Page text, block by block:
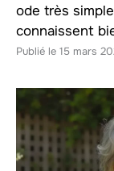
ode très
connaissent
15 mars